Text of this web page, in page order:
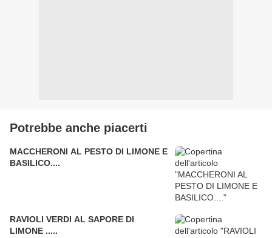
Potrebbe anche piacerti
MACCHERONI AL PESTO DI LIMONE E
BASILICO....
RAVIOLI VERDI AL SAPORE DI
LIMONE .....